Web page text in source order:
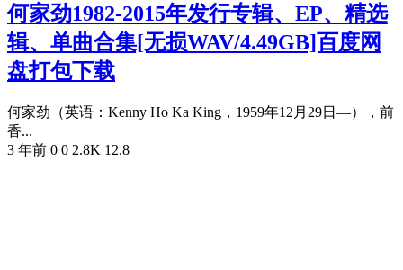
何家劲1982-2015年发行专辑、EP、精选
辑、单曲合集[无损WAV/4.49GB]百度网
盘打包下载
何家劲（英语：Kenny Ho Ka King，1959年12月29日—），前
香...
3 年前 0 0 2.8K 12.8